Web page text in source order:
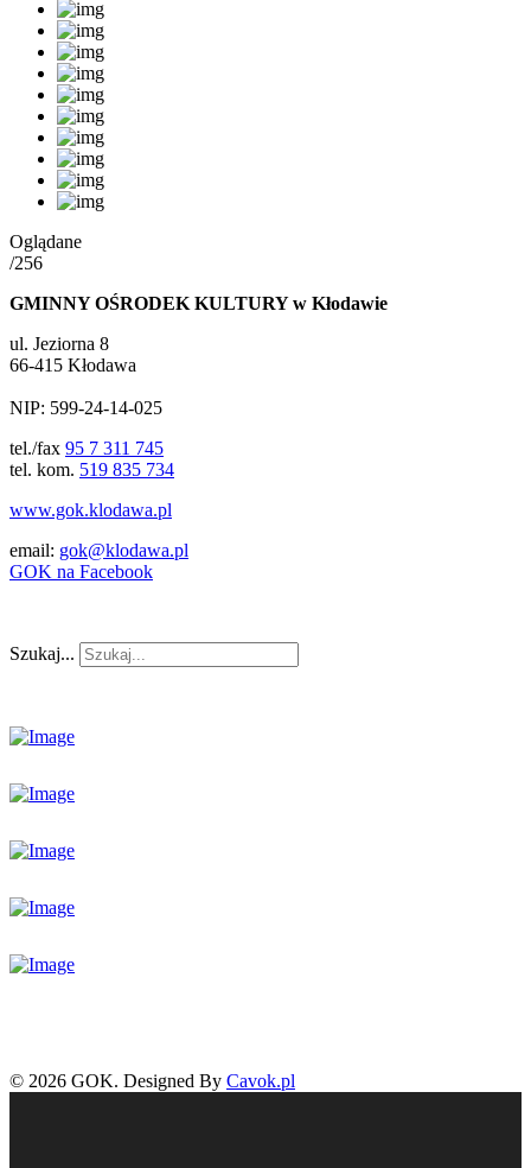
Oglądane
/256
GMINNY OŚRODEK KULTURY w Kłodawie
ul. Jeziorna 8
66-415 Kłodawa
NIP: 599-24-14-025
tel./fax 95 7 311 745
tel. kom. 519 835 734
www.gok.klodawa.pl
email: gok@klodawa.pl
GOK na Facebook
Szukaj...
© 2026 GOK. Designed By Cavok.pl